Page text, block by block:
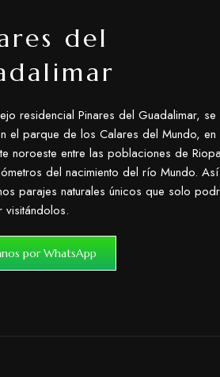
del
residencial Pinares del Guadalimar, se
el parque de los Calares del Mundo,
noroeste entre las poblaciones de
del nacimiento del río Mundo.
parajes naturales únicos que solo
visitándolos.
por WhatsApp